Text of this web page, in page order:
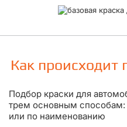
Как происходит
Подбор краски для
трем основным способам:
или по наименованию